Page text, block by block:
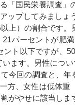
「国民栄養調査」
ップしてみましょ
上）の割合です。
パーセントが肥
ント以下ですが、
ます。男性につ
今回の調査と、
方、女性は低体重
がやせに該当しま